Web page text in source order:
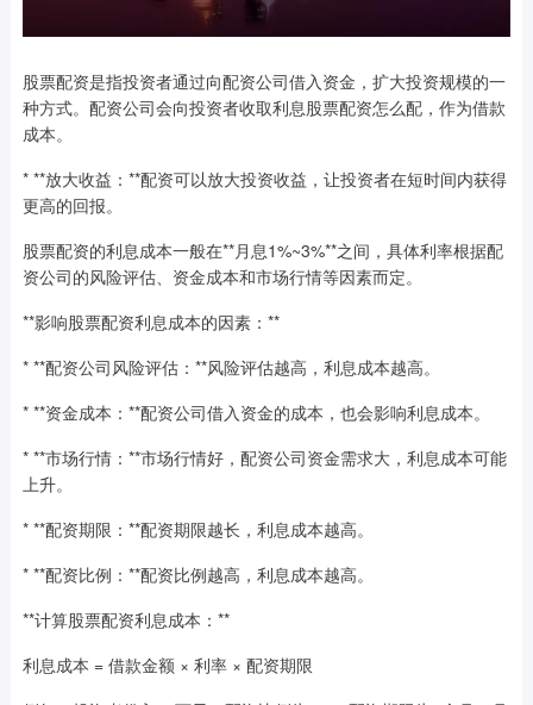
股票配资是指投资者通过向配资公司借入资金，扩大投资规模的一
种方式。配资公司会向投资者收取利息股票配资怎么配，作为借款
成本。
* **放大收益：**配资可以放大投资收益，让投资者在短时间内获得
更高的回报。
股票配资的利息成本一般在**月息1%~3%**之间，具体利率根据配
资公司的风险评估、资金成本和市场行情等因素而定。
**影响股票配资利息成本的因素：**
* **配资公司风险评估：**风险评估越高，利息成本越高。
* **资金成本：**配资公司借入资金的成本，也会影响利息成本。
* **市场行情：**市场行情好，配资公司资金需求大，利息成本可能
上升。
* **配资期限：**配资期限越长，利息成本越高。
* **配资比例：**配资比例越高，利息成本越高。
**计算股票配资利息成本：**
利息成本 = 借款金额 × 利率 × 配资期限